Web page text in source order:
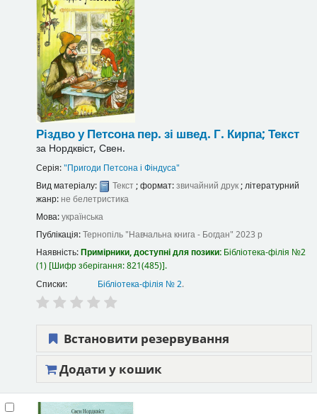
Різдво у Петсонапер. зі швед. Г. Кирпа; Текст
за Нордквіст, Свен.
Серія:"Пригоди Петсона і Фіндуса"
Вид матеріалу:
Текст; формат:звичайний друк; літературний
жанр: не белетристика
Мова:українська
Публікація:Тернопіль"Навчальна книга - Богдан" 2023 р
Наявність:Примірники, доступні для позики: Бібліотека-філія №2
(1) Шифр зберігання:821(485) .
Списки:
Бібліотека-філія № 2.
Встановити резервування
Додати у кошик